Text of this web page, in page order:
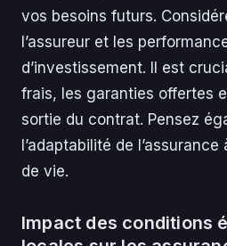
vos besoins futurs.
l’assureur et les
d’investissement. Il est
frais, les garanties offertes
sortie du contrat. Pensez
l’adaptabilité de
de vie.
Impact des conditions